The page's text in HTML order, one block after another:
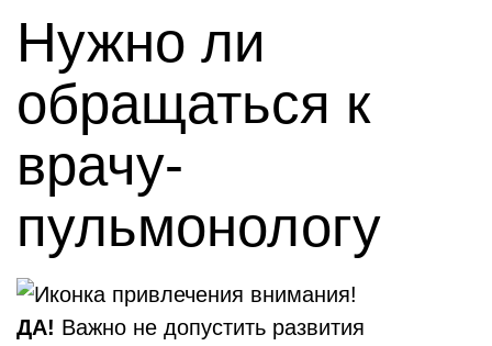
Нужно ли
обращаться к
врачу-
пульмонологу
ДА! Важно не допустить развития